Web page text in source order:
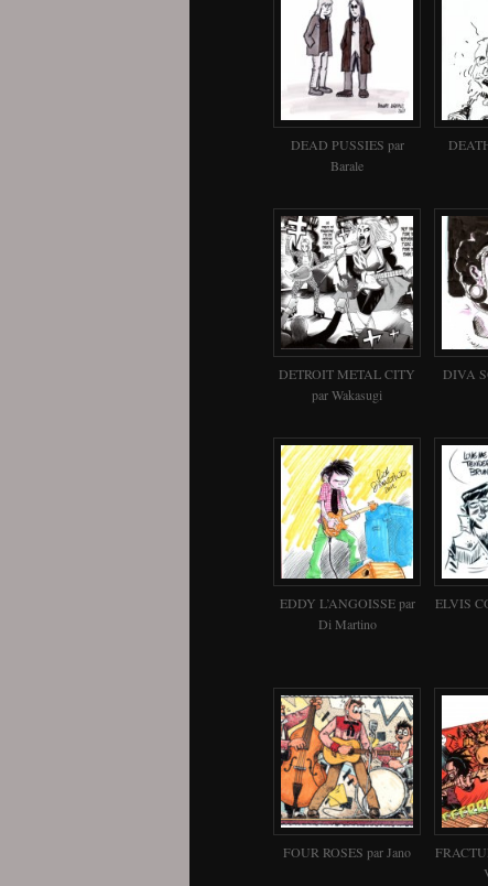
DEAD PUSSIES par
Barale
DETROIT METAL CITY
par Wakasugi
DIVA
EDDY L’ANGOISSE par
Di Martino
ELVIS
FOUR ROSES par Jano